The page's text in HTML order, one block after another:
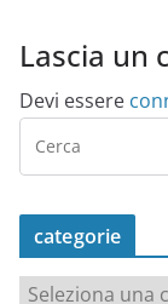
Lascia un
Devi essere
categorie